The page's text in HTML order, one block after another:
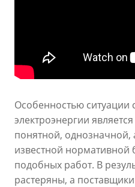
Особенностью ситуации
электроэнергии
понятной, однозначной,
известной нормативной
подобных работ. В
растеряны, а